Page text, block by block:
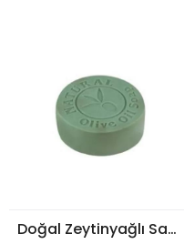
Doğal Zeytinyağlı Sabun